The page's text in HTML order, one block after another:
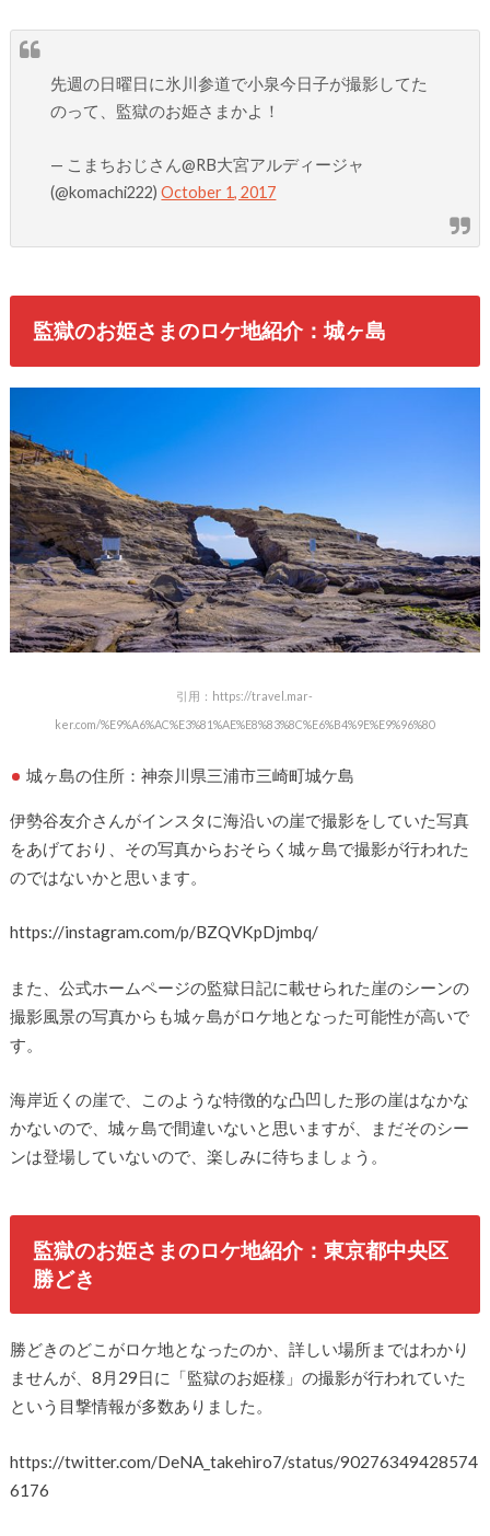
先週の日曜日に氷川参道で小泉今日子が撮影してた
のって、監獄のお姫さまかよ！
— こまちおじさん@RB大宮アルディージャ
(@komachi222)October 1, 2017
監獄のお姫さまのロケ地紹介：城ヶ島
引用：https://travel.mar-
ker.com/%E9%A6%AC%E3%81%AE%E8%83%8C%E6%B4%9E%E9%96%80
城ヶ島の住所：神奈川県三浦市三崎町城ケ島
伊勢谷友介さんがインスタに海沿いの崖で撮影をしていた写真
をあげており、その写真からおそらく城ヶ島で撮影が行われた
のではないかと思います。
https://instagram.com/p/BZQVKpDjmbq/
また、公式ホームページの監獄日記に載せられた崖のシーンの
撮影風景の写真からも城ヶ島がロケ地となった可能性が高いで
す。
海岸近くの崖で、このような特徴的な凸凹した形の崖はなかな
かないので、城ヶ島で間違いないと思いますが、まだそのシー
ンは登場していないので、楽しみに待ちましょう。
監獄のお姫さまのロケ地紹介：東京都中央区
勝どき
勝どきのどこがロケ地となったのか、詳しい場所まではわかり
ませんが、8月29日に「監獄のお姫様」の撮影が行われていた
という目撃情報が多数ありました。
https://twitter.com/DeNA_takehiro7/status/90276349428574
6176